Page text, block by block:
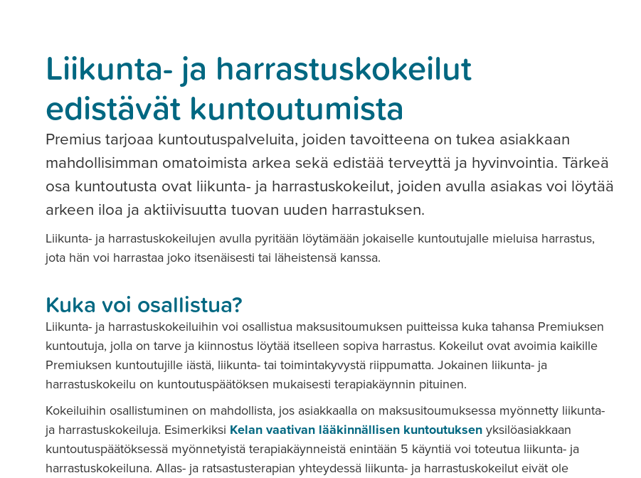
Liikunta- ja harrastuskokeilut
edistävät kuntoutumista
Premius tarjoaa kuntoutuspalveluita, joiden tavoitteena on tukea asiakkaan
mahdollisimman omatoimista arkea sekä edistää terveyttä ja hyvinvointia. Tärkeä
osa kuntoutusta ovat liikunta- ja harrastuskokeilut, joiden avulla asiakas voi löytää
arkeen iloa ja aktiivisuutta tuovan uuden harrastuksen.
Liikunta- ja harrastuskokeilujen avulla pyritään löytämään jokaiselle kuntoutujalle mieluisa harrastus,
jota hän voi harrastaa joko itsenäisesti tai läheistensä kanssa.
Kuka voi osallistua?
Liikunta- ja harrastuskokeiluihin voi osallistua maksusitoumuksen puitteissa kuka tahansa Premiuksen
kuntoutuja, jolla on tarve ja kiinnostus löytää itselleen sopiva harrastus. Kokeilut ovat avoimia kaikille
Premiuksen kuntoutujille iästä, liikunta- tai toimintakyvystä riippumatta. Jokainen liikunta- ja
harrastuskokeilu on kuntoutuspäätöksen mukaisesti terapiakäynnin pituinen.
Kokeiluihin osallistuminen on mahdollista, jos asiakkaalla on maksusitoumuksessa myönnetty liikunta-
ja harrastuskokeiluja. Esimerkiksi Kelan vaativan lääkinnällisen kuntoutuksenyksilöasiakkaan
kuntoutuspäätöksessä myönnetyistä terapiakäynneistä enintään 5 käyntiä voi toteutua liikunta- ja
harrastuskokeiluna. Allas- ja ratsastusterapian yhteydessä liikunta- ja harrastuskokeilut eivät ole